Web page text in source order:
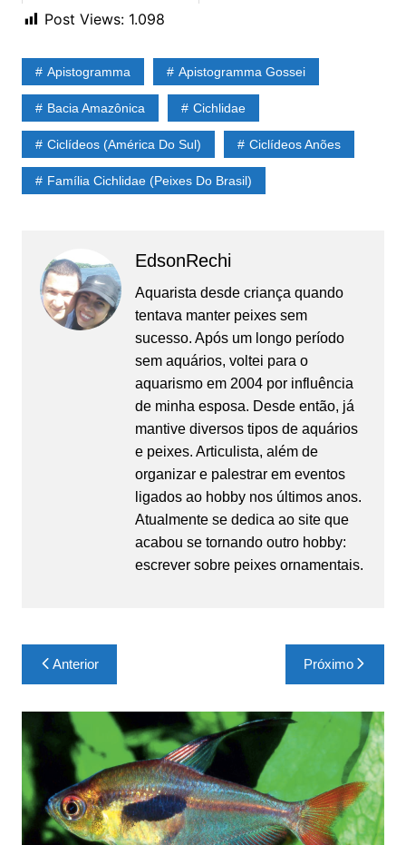
Post Views: 1.098
Apistogramma Apistogramma Gossei
Bacia Amazônica Cichlidae
Ciclídeos (América Do Sul) Ciclídeos Anões
Família Cichlidae (Peixes Do Brasil)
EdsonRechi
Aquarista desde criança quando
tentava manter peixes sem
sucesso. Após um longo período
sem aquários, voltei para o
aquarismo em 2004 por influência
de minha esposa. Desde então, já
mantive diversos tipos de aquários
e peixes. Articulista, além de
organizar e palestrar em eventos
ligados ao hobby nos últimos anos.
Atualmente se dedica ao site que
acabou se tornando outro hobby:
escrever sobre peixes ornamentais.
Navegação
de
Post
Anterior Próximo